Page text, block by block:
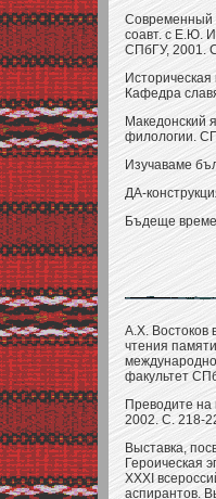
Современный
соавт. с Е.Ю.
СПбГУ, 2001.
Кафедра
Македонский
филологии.
Изучаваме
ДА-
Бъдеще
А.Х. Востоков
чтения
факультет
Преводите на
2002. С. 218-
Выставка,
Героическая
XXXI
аспирантов.